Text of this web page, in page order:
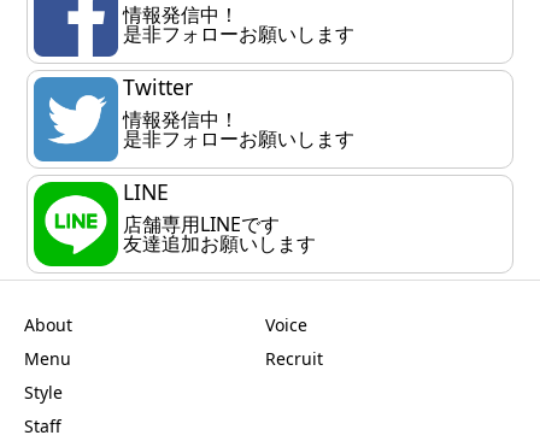
情報発信中！
是非フォローお願いします
Twitter
情報発信中！
是非フォローお願いします
LINE
店舗専用LINEです
友達追加お願いします
About
Menu
Style
Staff
Voice
Recruit